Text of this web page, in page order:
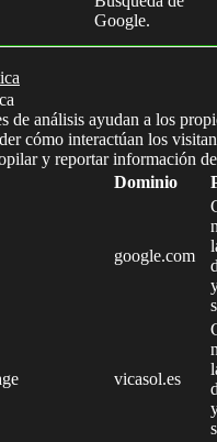
Google.
de análisis ayudan a los
cómo interactúan los
y reportar información
Dominio
google.com
vicasol.es